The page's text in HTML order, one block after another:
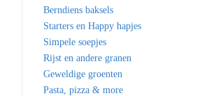
Berndiens baksels
Starters en Happy hapjes
Simpele soepjes
Rijst en andere granen
Geweldige groenten
Pasta, pizza & more